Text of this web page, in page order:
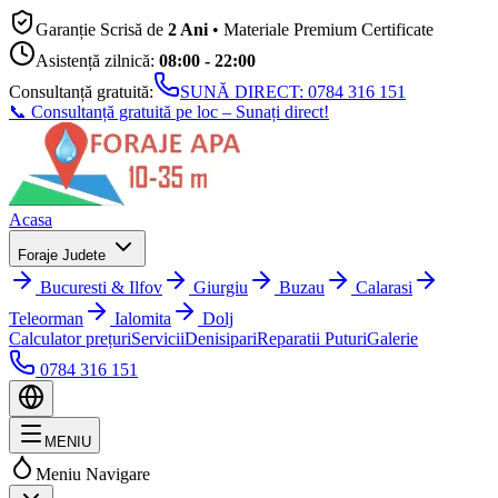
Garanție Scrisă de 2 Ani • Materiale Premium Certificate
Asistență zilnică: 08:00 - 22:00
Consultanță gratuită:
SUNĂ DIRECT: 0784 316 151
📞 Consultanță gratuită pe loc – Sunați direct!
Acasa
Foraje Judete
Bucuresti & Ilfov Giurgiu Buzau
Calarasi
Teleorman
Ialomita
Dolj
Calculator prețuriServiciiDenisipariReparatii PuturiGalerie
0784 316 151
MENIU
Meniu Navigare